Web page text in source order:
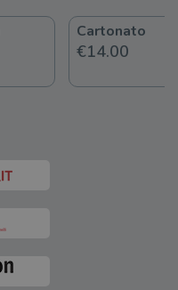
Cartonato
€14.00